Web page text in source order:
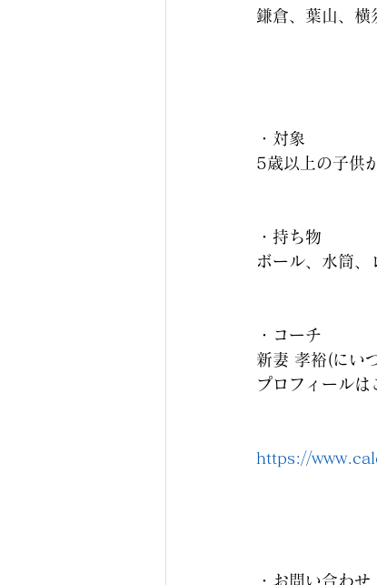
鎌倉、葉山、横
・対象
5歳以上の子供
・持ち物
ボール、水筒、
・コーチ
新妻 孝裕(にい
プロフィールは
https://
・お問い合わせ